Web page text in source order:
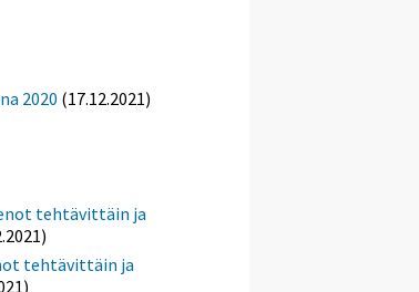
2020 (17.12.2021)
tehtävittäin ja
tehtävittäin ja